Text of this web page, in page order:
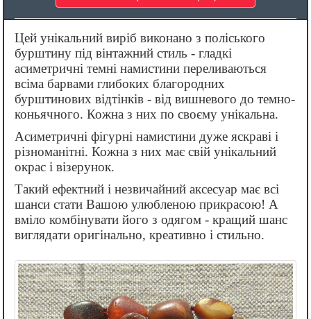
Цей унікальний виріб виконано з поліського
бурштину під вінтажний стиль - гладкі
асиметричні темні намистини переливаються
всіма барвами глибоких благородних
бурштинових відтінків - від вишневого до темно-
коньячного. Кожна з них по своєму унікальна.
Асиметричні фігурні намистини дуже яскраві і
різноманітні. Кожна з них має свій унікальний
окрас і візерунок.
Такий ефектний і незвичайний аксесуар має всі
шанси стати Вашою улюбленою прикрасою! А
вміло комбінувати його з одягом - кращий шанс
виглядати оригінально, креативно і стильно.